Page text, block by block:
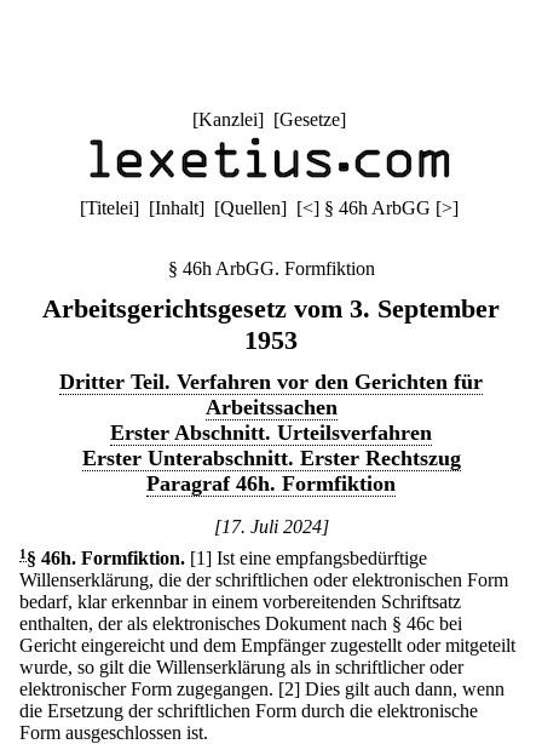
[Kanzlei] [Gesetze]
[Titelei] [Inhalt] [Quellen] [<] § 46h ArbGG [>]
§ 46h ArbGG. Formfiktion
Arbeitsgerichtsgesetz vom 3. September
1953
Dritter Teil. Verfahren vor den Gerichten für
Arbeitssachen
Erster Abschnitt. Urteilsverfahren
Erster Unterabschnitt. Erster Rechtszug
Paragraf 46h. Formfiktion
[17. Juli 2024]
1 § 46h. Formfiktion. [1] Ist eine empfangsbedürftige
Willenserklärung, die der schriftlichen oder elektronischen Form
bedarf, klar erkennbar in einem vorbereitenden Schriftsatz
enthalten, der als elektronisches Dokument nach § 46c bei
Gericht eingereicht und dem Empfänger zugestellt oder mitgeteilt
wurde, so gilt die Willenserklärung als in schriftlicher oder
elektronischer Form zugegangen. [2] Dies gilt auch dann, wenn
die Ersetzung der schriftlichen Form durch die elektronische
Form ausgeschlossen ist.